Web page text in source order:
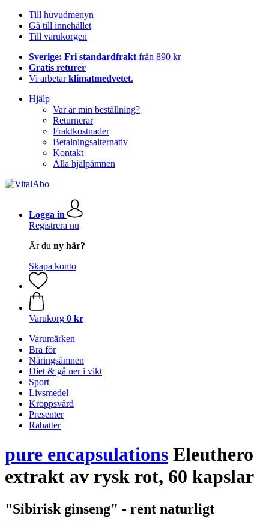
Till huvudmenyn
Gå till innehållet
Till varukorgen
Sverige: Fri standardfrakt från 890 kr
Gratis returer
Vi arbetarklimatmedvetet.
Hjälp
Var är min beställning?
Returnerar
Fraktkostnader
Betalningsalternativ
Kontakt
Alla hjälpämnen
Logga in
Registrera nu
Är du ny här?
Skapa konto
Varukorg 0 kr
Varumärken
Bra för
Näringsämnen
Diet & gå ner i vikt
Sport
Livsmedel
Kroppsvård
Presenter
Rabatter
pure encapsulations Eleuthero
extrakt av rysk rot, 60 kapslar
"Sibirisk ginseng" - rent naturligt